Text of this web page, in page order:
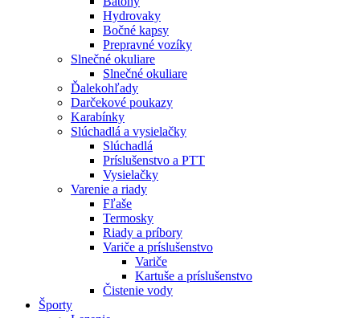
Hydrovaky
Bočné kapsy
Prepravné vozíky
Slnečné okuliare
Slnečné okuliare
Ďalekohľady
Darčekové poukazy
Karabínky
Slúchadlá a vysielačky
Slúchadlá
Príslušenstvo a PTT
Vysielačky
Varenie a riady
Fľaše
Termosky
Riady a príbory
Variče a príslušenstvo
Variče
Kartuše a príslušenstvo
Čistenie vody
Športy